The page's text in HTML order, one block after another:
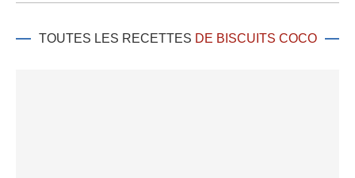
TOUTES LES RECETTES DE BISCUITS COCO